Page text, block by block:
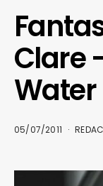
Clare
Water
05/07/2011